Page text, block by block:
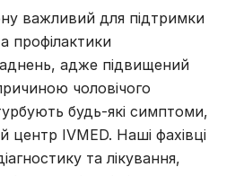
важливий для підтримки
профілактики
адже підвищений
чоловічого
будь-які симптоми,
центр IVMED. Наші фахівці
та лікування,